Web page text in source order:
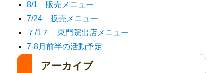
8/1 販売メニュー
7/24 販売メニュー
７/1７ 東門院出店メニュー
7-8月前半の活動予定
アーカイブ